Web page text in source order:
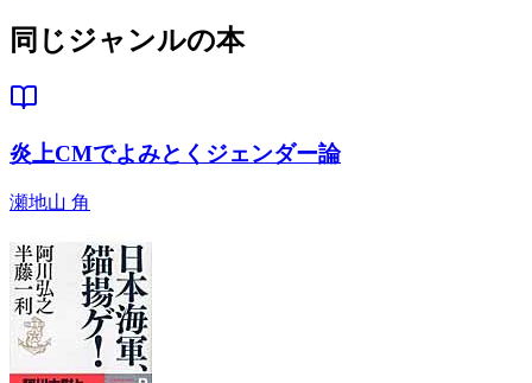
同じジャンルの本
炎上CMでよみとくジェンダー論
瀬地山 角